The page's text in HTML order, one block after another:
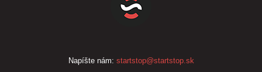
Napíšte nám: startstop@startstop.sk